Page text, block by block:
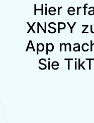
Hier
XNSPY
App
Sie